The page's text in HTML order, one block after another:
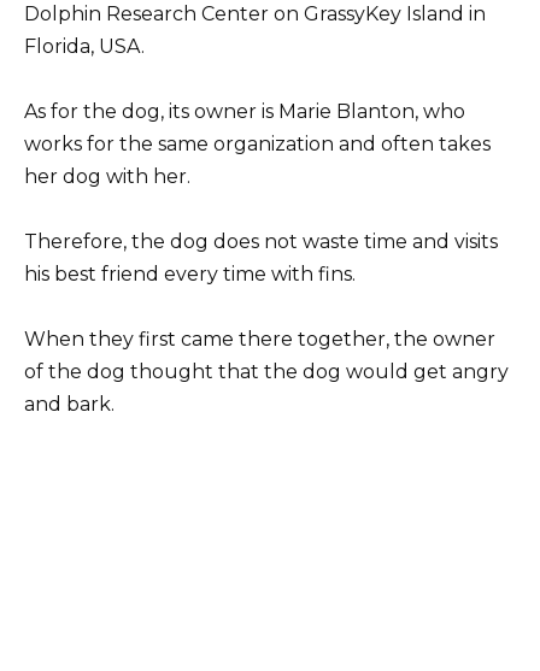
Dolphin Research Center on GrassyKey Island in
Florida, USA.
As for the dog, its owner is Marie Blanton, who
works for the same organization and often takes
her dog with her.
Therefore, the dog does not waste time and visits
his best friend every time with fins.
When they first came there together, the owner
of the dog thought that the dog would get angry
and bark.